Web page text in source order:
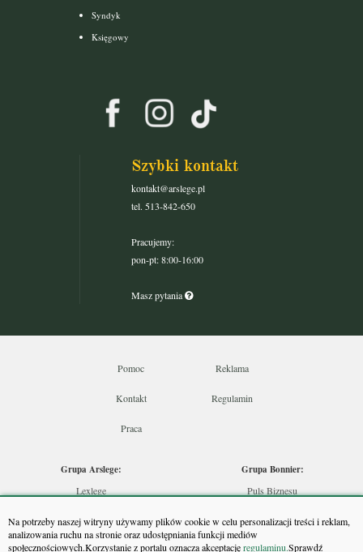
Na potrzeby naszej witryny używamy plików cookie w celu personalizacji treści i reklam,
analizowania ruchu na stronie oraz udostępniania funkcji mediów
społecznościowych.Korzystanie z portalu oznacza akceptacjęregulaminu.Sprawdź
Syndyk
Księgowy
Szybki kontakt
kontakt@arslege.pl
tel. 513-842-650
Pracujemy:
pon-pt: 8:00-16:00
Masz pytania
Pomoc Reklama
Kontakt Regulamin
Praca
Grupa Arslege:
Lexlege
Skarbowcy
Urzędnik
Grupa Bonnier:
Puls Biznesu
Puls Medycyny
Monitor Firm